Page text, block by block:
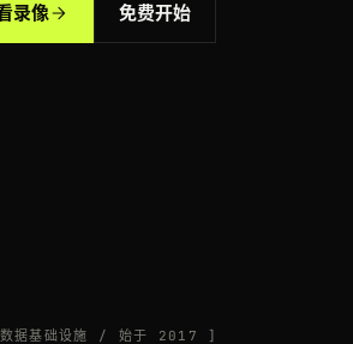
录像 免费开始
据基础设施 / 始于 2017 ]